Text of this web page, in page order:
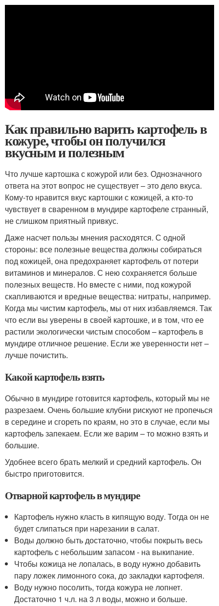
Как правильно варить картофель в
кожуре, чтобы он получился
вкусным и полезным
Что лучше картошка с кожурой или без. Однозначного
ответа на этот вопрос не существует – это дело вкуса.
Кому-то нравится вкус картошки с кожицей, а кто-то
чувствует в сваренном в мундире картофеле странный,
не слишком приятный привкус.
Даже насчет пользы мнения расходятся. С одной
стороны: все полезные вещества должны собираться
под кожицей, она предохраняет картофель от потери
витаминов и минералов. С нею сохраняется больше
полезных веществ. Но вместе с ними, под кожурой
скапливаются и вредные вещества: нитраты, например.
Когда мы чистим картофель, мы от них избавляемся. Так
что если вы уверены в своей картошке, и в том, что ее
растили экологически чистым способом – картофель в
мундире отличное решение. Если же уверенности нет –
лучше почистить.
Какой картофель взять
Обычно в мундире готовится картофель, который мы не
разрезаем. Очень большие клубни рискуют не пропечься
в середине и сгореть по краям, но это в случае, если мы
картофель запекаем. Если же варим – то можно взять и
большие.
Удобнее всего брать мелкий и средний картофель. Он
быстро приготовится.
Отварной картофель в мундире
Картофель нужно класть в кипящую воду. Тогда он не
будет слипаться при нарезании в салат.
Воды должно быть достаточно, чтобы покрыть весь
картофель с небольшим запасом - на выкипание.
Чтобы кожица не лопалась, в воду нужно добавить
пару ложек лимонного сока, до закладки картофеля.
Воду нужно посолить, тогда кожура не лопнет.
Достаточно 1 ч.л. на 3 л воды, можно и больше.